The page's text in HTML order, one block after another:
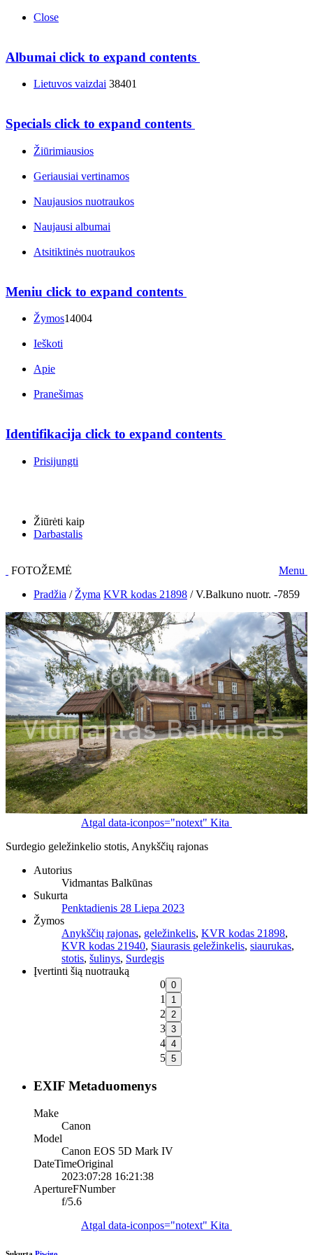
Close
Albumai click to expand contents
Lietuvos vaizdai 38401
Specials click to expand contents
Žiūrimiausios
Geriausiai vertinamos
Naujausios nuotraukos
Naujausi albumai
Atsitiktinės nuotraukos
Meniu click to expand contents
Žymos14004
Ieškoti
Apie
Pranešimas
Identifikacija click to expand contents
Prisijungti
Žiūrėti kaip
Darbastalis
FOTOŽEMĖ
Menu
Pradžia / Žyma KVR kodas 21898 /V.Balkuno nuotr. -7859
Atgal data-iconpos="notext" Kita
Surdegio geležinkelio stotis, Anykščių rajonas
Autorius
Vidmantas Balkūnas
Sukurta
Penktadienis 28 Liepa 2023
Žymos
Anykščių rajonas, geležinkelis, KVR kodas 21898,
KVR kodas 21940, Siaurasis geležinkelis, siaurukas,
stotis, šulinys, Surdegis
Įvertinti šią nuotrauką
0
1
2
3
4
5
EXIF Metaduomenys
Make
Canon
Model
Canon EOS 5D Mark IV
DateTimeOriginal
2023:07:28 16:21:38
ApertureFNumber
f/5.6
Atgal data-iconpos="notext" Kita